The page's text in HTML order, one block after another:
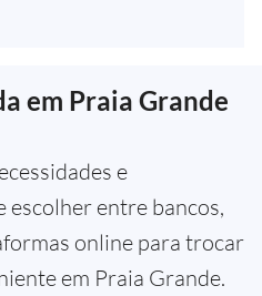
em Praia Grande
e
escolher entre bancos,
online para trocar
em Praia Grande.